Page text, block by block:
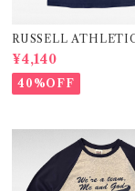
RUSSELL
IGAN" college print
¥4,140
40%OFF